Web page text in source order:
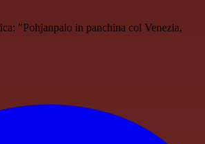
"Pohjanpalo in panchina col Venezia,